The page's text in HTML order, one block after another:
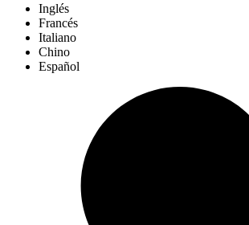
Inglés
Francés
Italiano
Chino
Español